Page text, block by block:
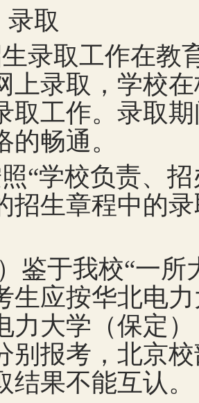
录取
录取工作在教
上录取，学校
取工作。录取
的畅通。
“学校负责、
招生章程中的
）鉴于我校“一
生应按华北电
力大学（保定
别报考，北京
结果不能互认。